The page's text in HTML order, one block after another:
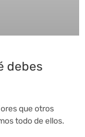
debes
que otros
todo de ellos.